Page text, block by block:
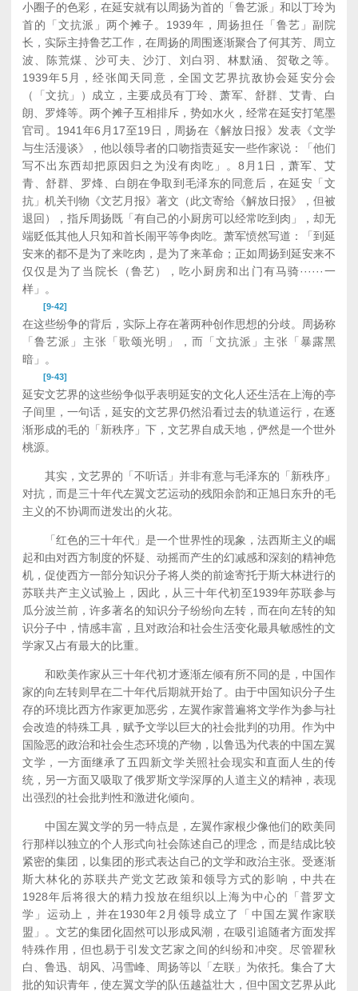
小圈子的色彩，在延安就有以周扬为首的「鲁艺派」和以丁玲为
首的「文抗派」两个摊子。1939年，周扬担任「鲁艺」副院
长，实际主持鲁艺工作，在周扬的周围逐渐聚合了何其芳、周立
波、陈荒煤、沙可夫、沙汀、刘白羽、林默涵、贺敬之等。
1939年5月，经张闻天同意，全国文艺界抗敌协会延安分会
（「文抗」）成立，主要成员有丁玲、萧军、舒群、艾青、白
朗、罗烽等。两个摊子互相排斥，势如水火，经常在延安打笔墨
官司。1941年6月17至19日，周扬在《解放日报》发表《文学
与生活漫谈》，他以领导者的口吻指责延安一些作家说：「他们
写不出东西却把原因归之为没有肉吃」。8月1日，萧军、艾
青、舒群、罗烽、白朗在争取到毛泽东的同意后，在延安「文
抗」机关刊物《文艺月报》著文（此文寄给《解放日报》，但被
退回），指斥周扬既「有自己的小厨房可以经常吃到肉」，却无
端贬低其他人只知和首长闹平等争肉吃。萧军愤然写道：「到延
安来的都不是为了来吃肉，是为了来革命；正如周扬到延安来不
仅仅是为了当院长（鲁艺），吃小厨房和出门有马骑······一
样」。
[9-42]
在这些纷争的背后，实际上存在著两种创作思想的分歧。周扬称
「鲁艺派」主张「歌颂光明」，而「文抗派」主张「暴露黑
暗」。
[9-43]
延安文艺界的这些纷争似乎表明延安的文化人还生活在上海的亭
子间里，一句话，延安的文艺界仍然沿看过去的轨道运行，在逐
渐形成的毛的「新秩序」下，文艺界自成天地，俨然是一个世外
桃源。
其实，文艺界的「不听话」并非有意与毛泽东的「新秩序」
对抗，而是三十年代左翼文艺运动的残阳余韵和正旭日东升的毛
主义的不协调而迸发出的火花。
「红色的三十年代」是一个世界性的现象，法西斯主义的崛
起和由对西方制度的怀疑、动摇而产生的幻减感和深刻的精神危
机，促使西方一部分知识分子将人类的前途寄托于斯大林进行的
苏联共产主义试验上，因此，从三十年代初至1939年苏联参与
瓜分波兰前，许多著名的知识分子纷纷向左转，而在向左转的知
识分子中，情感丰富，且对政治和社会生活变化最具敏感性的文
学家又占有最大的比重。
和欧美作家从三十年代初才逐渐左倾有所不同的是，中国作
家的向左转则早在二十年代后期就开始了。由于中国知识分子生
存的环境比西方作家更加恶劣，左翼作家普遍将文学作为参与社
会改造的特殊工具，赋予文学以巨大的社会批判的功用。作为中
国险恶的政治和社会生态环境的产物，以鲁迅为代表的中国左翼
文学，一方面继承了五四新文学关照社会现实和直面人生的传
统，另一方面又吸取了俄罗斯文学深厚的人道主义的精神，表现
出强烈的社会批判性和激进化倾向。
中国左翼文学的另一特点是，左翼作家根少像他们的欧美同
行那样以独立的个人形式向社会陈述自己的理念，而是结成比较
紧密的集团，以集团的形式表达自己的文学和政治主张。受逐渐
斯大林化的苏联共产党文艺政策和领导方式的影响，中共在
1928年后将很大的精力投放在组织以上海为中心的「普罗文
学」运动上，并在1930年2月领导成立了「中国左翼作家联
盟」。文艺的集团化固然可以形成风潮，在吸引追随者方面发挥
特殊作用，但也易于引发文艺家之间的纠纷和冲突。尽管瞿秋
白、鲁迅、胡风、冯雪峰、周扬等以「左联」为依托。集合了大
批的知识青年，使左翼文学的队伍越益壮大，但中国文艺界从此